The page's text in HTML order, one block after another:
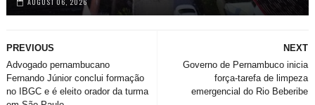
NEXT
Governo de Pernambuco inicia
força-tarefa de limpeza
emergencial do Rio Beberibe
PREVIOUS
Advogado pernambucano
Fernando Júnior conclui formação
no IBGC e é eleito orador da turma